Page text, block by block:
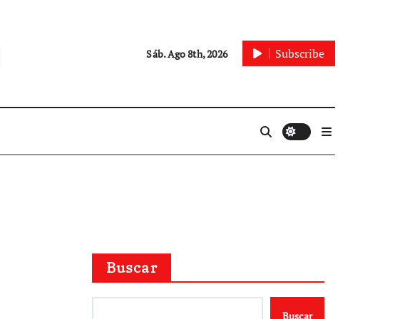
Sáb. Ago 8th, 2026 Subscribe
Buscar
Buscar